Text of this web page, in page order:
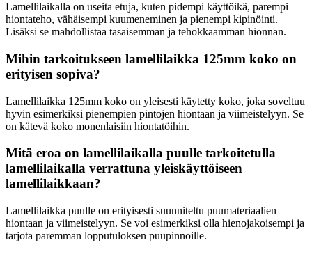
Lamellilaikalla on useita etuja, kuten pidempi käyttöikä, parempi
hiontateho, vähäisempi kuumeneminen ja pienempi kipinöinti.
Lisäksi se mahdollistaa tasaisemman ja tehokkaamman hionnan.
Mihin tarkoitukseen lamellilaikka 125mm koko on
erityisen sopiva?
Lamellilaikka 125mm koko on yleisesti käytetty koko, joka soveltuu
hyvin esimerkiksi pienempien pintojen hiontaan ja viimeistelyyn. Se
on kätevä koko monenlaisiin hiontatöihin.
Mitä eroa on lamellilaikalla puulle tarkoitetulla
lamellilaikalla verrattuna yleiskäyttöiseen
lamellilaikkaan?
Lamellilaikka puulle on erityisesti suunniteltu puumateriaalien
hiontaan ja viimeistelyyn. Se voi esimerkiksi olla hienojakoisempi ja
tarjota paremman lopputuloksen puupinnoille.